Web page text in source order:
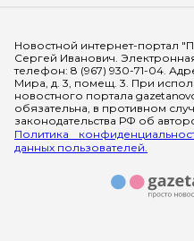
Новостной интернет-портал
Сергей Иванович.
телефон: 8 (967) 930-71-04.
Мира, д. 3, помещ. 3. При
новостного портала
обязательна, в противном
законодательства РФ об
Политика
данных пользователей.